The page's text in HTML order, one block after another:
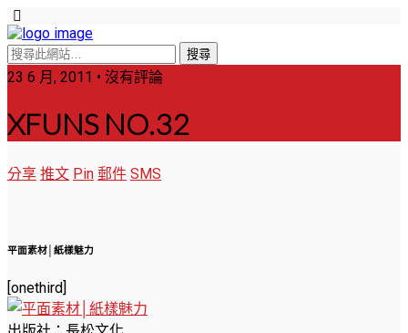
23 6 月, 2011 • 沒有評論
XFUNS NO.32
分享 推文 Pin 郵件 SMS
平面素材│紙樣魅力
[onethird]